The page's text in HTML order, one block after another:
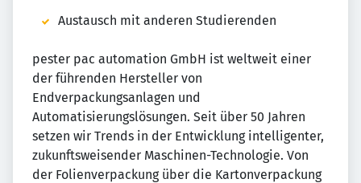
Austausch mit anderen Studierenden
pester pac automation GmbH ist weltweit einer
der führenden Hersteller von
Endverpackungsanlagen und
Automatisierungslösungen. Seit über 50 Jahren
setzen wir Trends in der Entwicklung intelligenter,
zukunftsweisender Maschinen-Technologie. Von
der Folienverpackung über die Kartonverpackung